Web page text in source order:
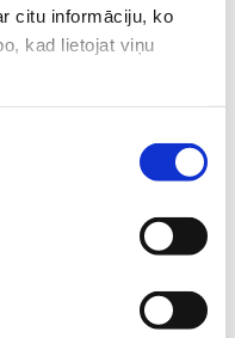
citu informāciju, ko
kad lietojat viņu
Asonovu 2026.
bērniem
Gold - saudzīgs
mazuļa attīstībai